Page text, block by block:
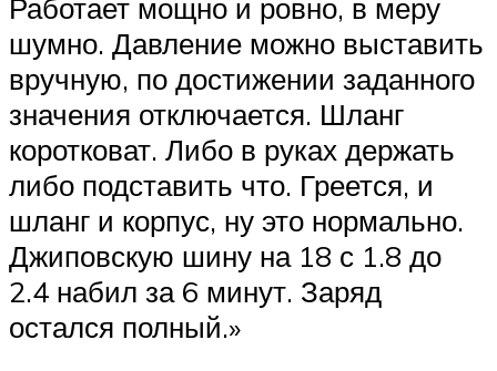
Работает мощно и ровно, в меру
шумно. Давление можно выставить
вручную, по достижении заданного
значения отключается. Шланг
коротковат. Либо в руках держать
либо подставить что. Греется, и
шланг и корпус, ну это нормально.
Джиповскую шину на 18 с 1.8 до
2.4 набил за 6 минут. Заряд
остался полный.»